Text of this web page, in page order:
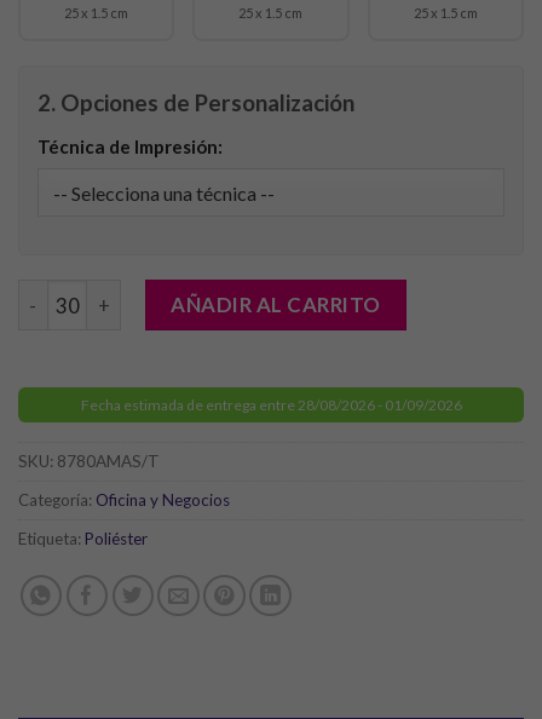
25 x 1.5 cm 25 x 1.5 cm 25 x 1.5 cm
2. Opciones de Personalización
Técnica de Impresión:
Lanyard Neck cantidadAÑADIR AL CARRITO
Fecha estimada de entrega entre 28/08/2026 - 01/09/2026
SKU: 8780AMAS/T
Categoría: Oficina y Negocios
Etiqueta: Poliéster